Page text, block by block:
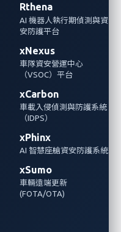
Rthena
AI 機器人執行期偵測與資
安防護平台
xNexus
車隊資安營運中心
（VSOC）平台
xCarbon
車載入侵偵測與防護系統
（IDPS）
xPhinx
AI 智慧座艙資安防護系統
xSumo
車輛遠端更新
(FOTA/OTA)
）
斷軟體，為電動汽
保護。